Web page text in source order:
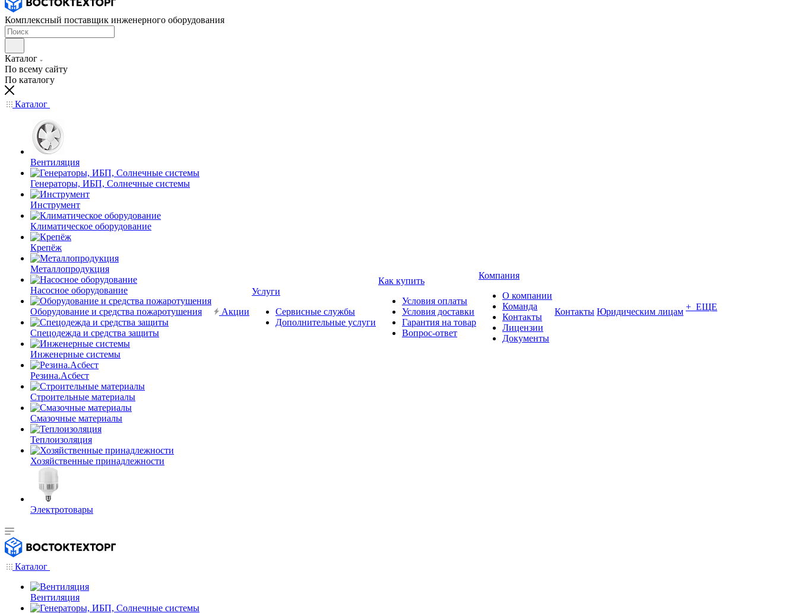
Комплексный поставщик инженерного оборудования
Каталог
По всему сайту
По каталогу
Каталог
Вентиляция
Генераторы, ИБП, Солнечные системы
Инструмент
Климатическое оборудование
Крепёж
Металлопродукция
Насосное оборудование
Оборудование и средства пожаротушения
Спецодежда и средства защиты
Инженерные системы
Резина.Асбест
Строительные материалы
Смазочные материалы
Теплоизоляция
Хозяйственные принадлежности
Электротовары
Акции
Услуги
Сервисные службы
Дополнительные услуги
Как купить
Условия оплаты
Условия доставки
Гарантия на товар
Вопрос-ответ
Компания
О компании
Команда
Контакты
Лицензии
Документы
Контакты Юридическим лицам + ЕЩЕ
Каталог
Вентиляция